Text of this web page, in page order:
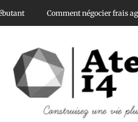
Comment négocier frais agence